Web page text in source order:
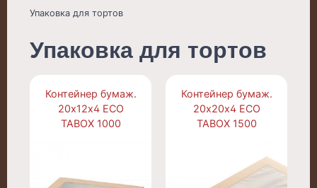
Упаковка для тортов
Упаковка для тортов
Контейнер бумаж.
20х12х4 ECO
TABOX 1000
Контейнер бумаж.
20х20х4 ECO
TABOX 1500